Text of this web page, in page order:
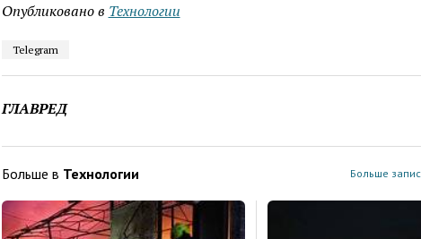
Опубликовано в Технологии
Telegram
ГЛАВРЕД
Больше в Технологии Больше